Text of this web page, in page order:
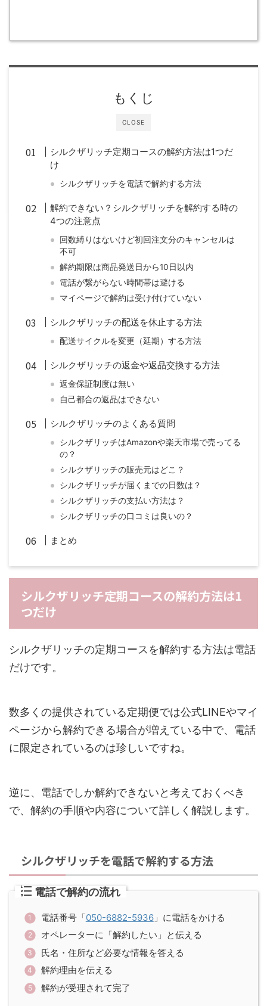
CLOSE
もくじ
シルクザリッチ定期コースの解約方法は1つだ
け
シルクザリッチを電話で解約する方法
解約できない？シルクザリッチを解約する時の
4つの注意点
回数縛りはないけど初回注文分のキャンセルは
不可
解約期限は商品発送日から10日以内
電話が繋がらない時間帯は避ける
マイページで解約は受け付けていない
シルクザリッチの配送を休止する方法
配送サイクルを変更（延期）する方法
シルクザリッチの返金や返品交換する方法
返金保証制度は無い
自己都合の返品はできない
シルクザリッチのよくある質問
シルクザリッチはAmazonや楽天市場で売ってる
の？
シルクザリッチの販売元はどこ？
シルクザリッチが届くまでの日数は？
シルクザリッチの支払い方法は？
シルクザリッチの口コミは良いの？
まとめ
シルクザリッチ定期コースの解約方法は1
つだけ
シルクザリッチの定期コースを解約する方法は電話
だけです。
数多くの提供されている定期便では公式LINEやマイ
ページから解約できる場合が増えている中で、電話
に限定されているのは珍しいですね。
逆に、電話でしか解約できないと考えておくべき
で、解約の手順や内容について詳しく解説します。
シルクザリッチを電話で解約する方法
電話で解約の流れ
電話番号「050-6882-5936」に電話をかける
オペレーターに「解約したい」と伝える
氏名・住所など必要な情報を答える
解約理由を伝える
解約が受理されて完了